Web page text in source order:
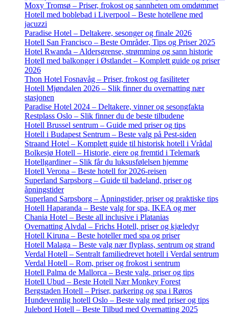
Moxy Tromsø – Priser, frokost og sannheten om omdømmet
Hotell med boblebad i Liverpool – Beste hotellene med
jacuzzi
Paradise Hotel – Deltakere, sesonger og finale 2026
Hotell San Francisco – Beste Områder, Tips og Priser 2025
Hotel Rwanda – Aldersgrense, strømming og sann historie
Hotell med balkonger i Østlandet – Komplett guide og priser
2026
Thon Hotel Fosnavåg – Priser, frokost og fasiliteter
Hotell Mjøndalen 2026 – Slik finner du overnatting nær
stasjonen
Paradise Hotel 2024 – Deltakere, vinner og sesongfakta
Restplass Oslo – Slik finner du de beste tilbudene
Hotell Brussel sentrum – Guide med priser og tips
Hotell i Budapest Sentrum – Beste valg på Pest-siden
Straand Hotel – Komplett guide til historisk hotell i Vrådal
Bolkesjø Hotell – Historie, eiere og fremtid i Telemark
Hotellgardiner – Slik får du luksusfølelsen hjemme
Hotell Verona – Beste hotell for 2026-reisen
Superland Sarpsborg – Guide til badeland, priser og
åpningstider
Superland Sarpsborg – Åpningstider, priser og praktiske tips
Hotell Haparanda – Beste valg for spa, IKEA og mer
Chania Hotel – Beste all inclusive i Platanias
Overnatting Alvdal – Frichs Hotell, priser og kjæledyr
Hotell Kiruna – Beste hoteller med spa og priser
Hotell Malaga – Beste valg nær flyplass, sentrum og strand
Verdal Hotell – Sentralt familiedrevet hotell i Verdal sentrum
Verdal Hotell – Rom, priser og frokost i sentrum
Hotell Palma de Mallorca – Beste valg, priser og tips
Hotell Ubud – Beste Hotell Nær Monkey Forest
Bergstaden Hotell – Priser, parkering og spa i Røros
Hundevennlig hotell Oslo – Beste valg med priser og tips
Julebord Hotell – Beste Tilbud med Overnatting 2025